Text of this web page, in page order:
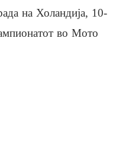
на Холандија, 10-
во Мото